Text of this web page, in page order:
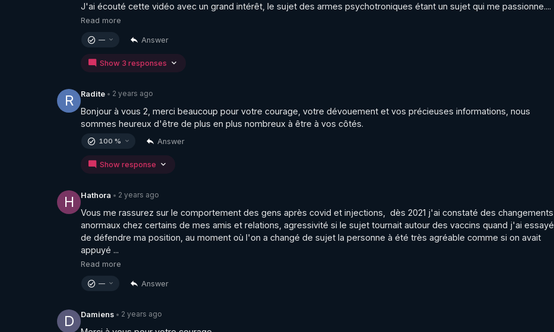
J'ai écouté cette vidéo avec un grand intérêt, le sujet des armes psychotroniques étant un sujet qui me passionne....
Read more
— Answer
Show 3 responses
R Radite • 2 years ago
Bonjour à vous 2, merci beaucoup pour votre courage, votre dévouement et vos précieuses informations, nous
sommes heureux d'être de plus en plus nombreux à être à vos côtés.
100 % Answer
Show response
H Hathora • 2 years ago
Vous me rassurez sur le comportement des gens après covid et injections,  dès 2021 j'ai constaté des changements
anormaux chez certains de mes amis et relations, agressivité si le sujet tournait autour des vaccins quand j'ai essayé
de défendre ma position, au moment où l'on a changé de sujet la personne à été très agréable comme si on avait
appuyé ...
Read more
— Answer
D Damiens • 2 years ago